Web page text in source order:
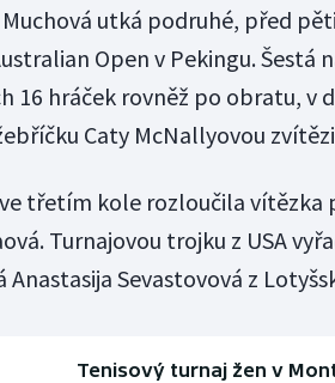
Muchová utká podruhé, před
Open v Pekingu. Šestá
16 hráček rovněž po obratu, v
Caty McNallyovou
třetím kole rozloučila vítězka
Turnajovou trojku z USA
Sevastovová z
Tenisový turnaj žen v